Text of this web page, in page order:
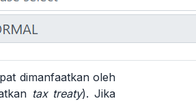
dimanfaatkan oleh
tax treaty). Jika